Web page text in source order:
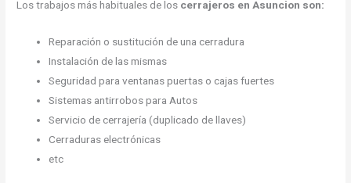
Los trabajos más habituales de los cerrajeros en Asuncion son:
Reparación o sustitución de una cerradura
Instalación de las mismas
Seguridad para ventanas puertas o cajas fuertes
Sistemas antirrobos para Autos
Servicio de cerrajería (duplicado de llaves)
Cerraduras electrónicas
etc